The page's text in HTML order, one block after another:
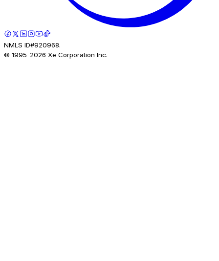
NMLS ID#920968.
© 1995-2026 Xe Corporation Inc.